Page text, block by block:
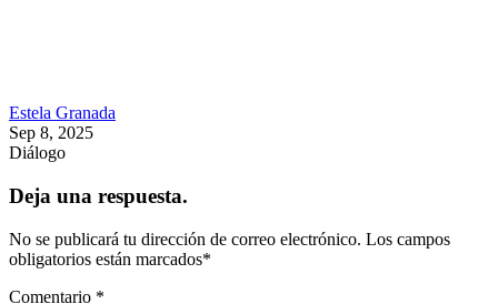
Estela Granada
Sep 8, 2025
Diálogo
Deja una respuesta.
No se publicará tu dirección de correo electrónico. Los campos
obligatorios están marcados*
Comentario *